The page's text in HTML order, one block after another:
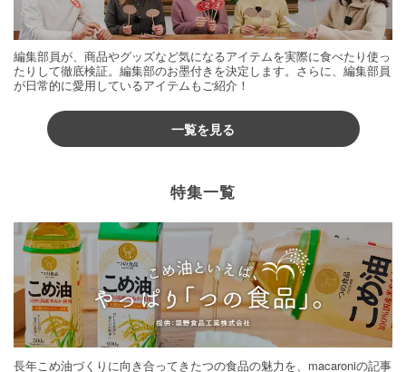
編集部員が、商品やグッズなど気になるアイテムを実際に食べたり使っ
たりして徹底検証。編集部のお墨付きを決定します。さらに、編集部員
が日常的に愛用しているアイテムもご紹介！
一覧を見る
特集一覧
長年こめ油づくりに向き合ってきたつの食品の魅力を、macaroniの記事